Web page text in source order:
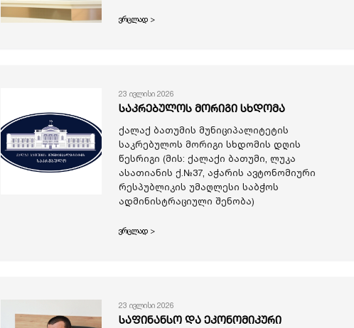
ვრცლად >
23 ივლისი 2026
საკრებულოს მორიგი სხდომა
ქალაქ ბათუმის მუნიციპალიტეტის
საკრებულოს მორიგი სხდომის დღის
წესრიგი (მის: ქალაქი ბათუმი, ლუკა
ასათიანის ქ.№37, აჭარის ავტონომიური
რესპუბლიკის უმაღლესი საბჭოს
ადმინისტრაციული შენობა)
ვრცლად >
23 ივლისი 2026
საფინანსო და ეკონომიკური